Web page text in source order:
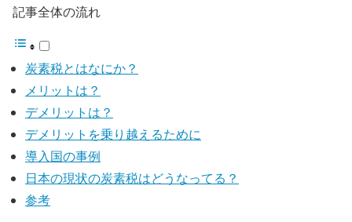
記事全体の流れ
炭素税とはなにか？
メリットは？
デメリットは？
デメリットを乗り越えるために
導入国の事例
日本の現状の炭素税はどうなってる？
参考